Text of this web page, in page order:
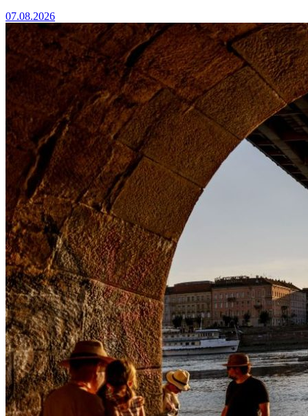
07.08.2026